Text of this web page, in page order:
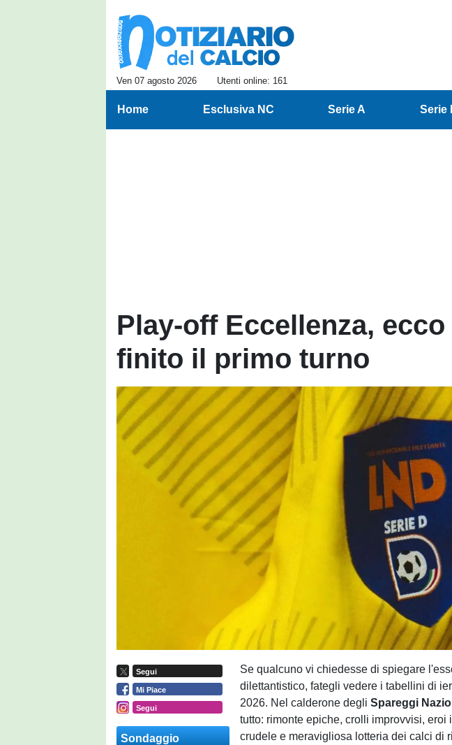
Ven 07 agosto 2026 Utenti online: 161
Home Esclusiva NC Serie A Serie
Play-off Eccellenza, ecco
finito il primo turno
Segui
Mi Piace
Segui
Sondaggio
Se qualcuno vi chiedesse di spiegare
dilettantistico, fategli vedere i tabellini di
2026. Nel calderone degliSpareggi
tutto: rimonte epiche, crolli improvvisi, eroi
crudele e meravigliosa lotteria dei calci di